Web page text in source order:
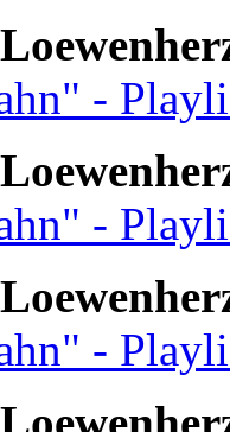
-
-
-